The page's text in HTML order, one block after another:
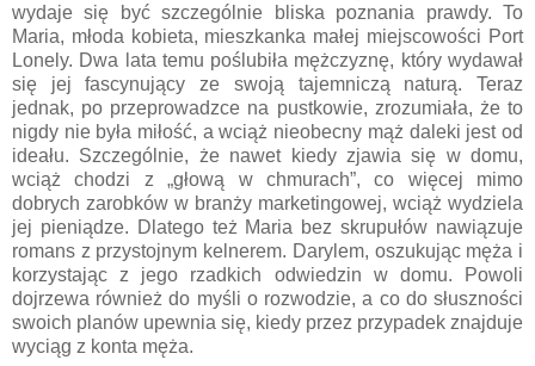
wydaje się być szczególnie bliska poznania prawdy. To
Maria, młoda kobieta, mieszkanka małej miejscowości Port
Lonely. Dwa lata temu poślubiła mężczyznę, który wydawał
się jej fascynujący ze swoją tajemniczą naturą. Teraz
jednak, po przeprowadzce na pustkowie, zrozumiała, że to
nigdy nie była miłość, a wciąż nieobecny mąż daleki jest od
ideału. Szczególnie, że nawet kiedy zjawia się w domu,
wciąż chodzi z „głową w chmurach”, co więcej mimo
dobrych zarobków w branży marketingowej, wciąż wydziela
jej pieniądze. Dlatego też Maria bez skrupułów nawiązuje
romans z przystojnym kelnerem. Darylem, oszukując męża i
korzystając z jego rzadkich odwiedzin w domu. Powoli
dojrzewa również do myśli o rozwodzie, a co do słuszności
swoich planów upewnia się, kiedy przez przypadek znajduje
wyciąg z konta męża.